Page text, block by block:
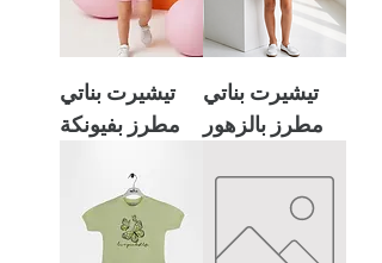
تيشيرت بناتي
مطرز بالزهور
تيشيرت بناتي
مطرز بفيونكة